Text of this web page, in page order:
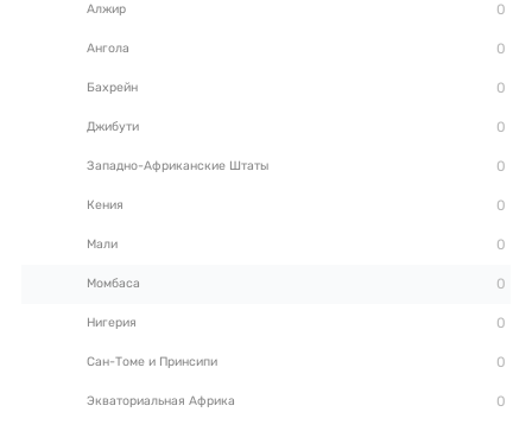
Алжир
Ангола
Бахрейн
Джибути
Западно-Африканские Штаты
Кения
Мали
Момбаса
Нигерия
Сан-Томе и Принсипи
Экваториальная Африка